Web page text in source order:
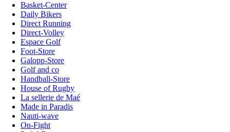
Basket-Center
Daily Bikers
Direct Running
Direct-Volley
Espace Golf
Foot-Store
Galopp-Store
Golf and co
Handball-Store
House of Rugby
La sellerie de Maé
Made in Paradis
Nauti-wave
On-Fight